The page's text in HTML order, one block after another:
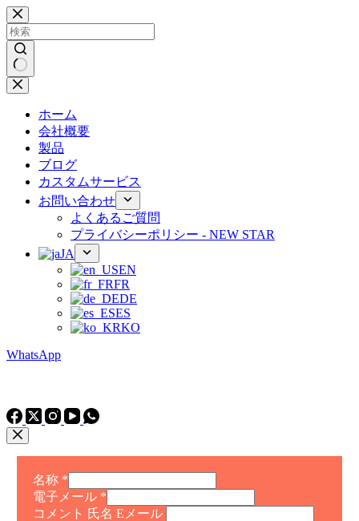
コ
ン
テ
ン
ツ
へ
結
ホーム
会社概要
製品
ブログ
カスタムサービス
お問い合わせ
よくあるご質問
プライバシーポリシー - NEW STAR
JA
EN
FR
DE
ES
KO
WhatsApp
名称 *
電子メール *
コメント 氏名 Eメール